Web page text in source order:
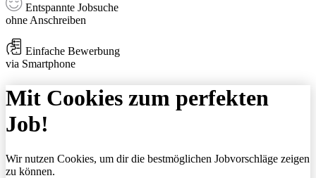
Entspannte Jobsuche
ohne Anschreiben
Einfache Bewerbung
via Smartphone
Mit Cookies zum perfekten
Job!
Wir nutzen Cookies, um dir die bestmöglichen Jobvorschläge zeigen
zu können.